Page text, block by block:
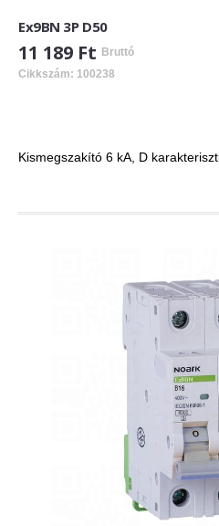
Ex9BN 3P D50
11 189 Ft Bruttó
Cikkszám: 100238
Kismegszakító 6 kA, D